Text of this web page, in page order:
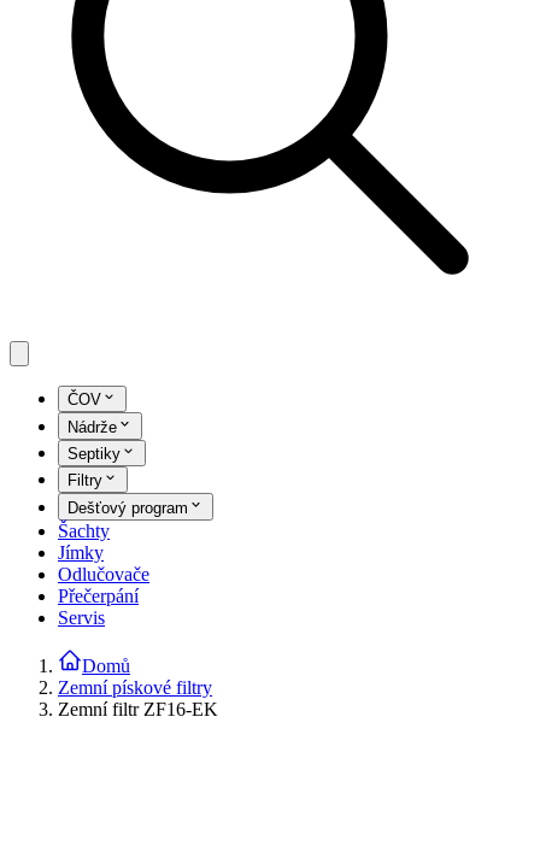
ČOV
Nádrže
Septiky
Filtry
Dešťový program
Šachty
Jímky
Odlučovače
Přečerpání
Servis
Domů
Zemní pískové filtry
Zemní filtr ZF16-EK